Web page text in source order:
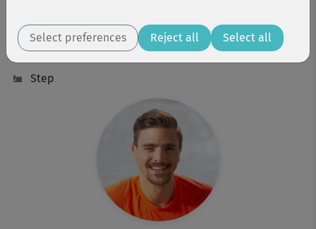
544 kcal
Marcel Kuhn
Step
Select preferences Reject all Select all